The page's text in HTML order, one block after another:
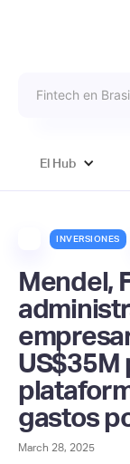
El Hub
INVERSIONES
Mendel,
US$35M
gastos
March 28, 2025